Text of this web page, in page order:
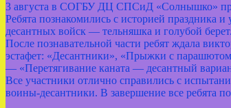
3 августа в СОГБУ ДЦ СПСиД «Солнышко»
Ребята познакомились с историей
десантных войск — тельняшка и голубой
После познавательной части ребят ждала
эстафет: «Десантники», «Прыжки с
— «Перетягивание каната — десантный
Все участники отлично справились с
воины‑десантники. В завершение все ребята